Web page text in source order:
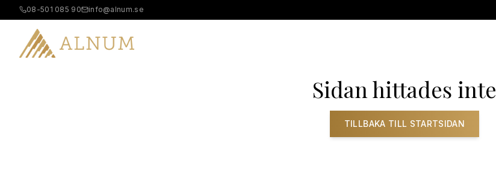
08-501 085 90 info@alnum.se
Sidan hittades inte
TILLBAKA TILL STARTSIDAN